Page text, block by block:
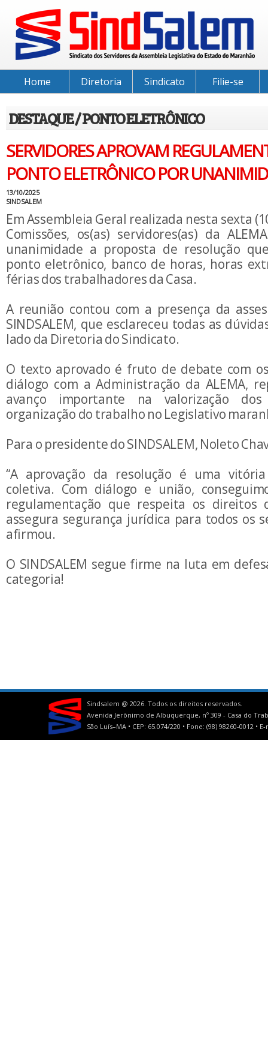
Home Diretoria Sindicato Filie-se
DESTAQUE / PONTO ELETRÔNICO
SERVIDORES APROVAM
PONTO ELETRÔNICO POR
13/10/2025
SINDSALEM
Em Assembleia Geral realizada nesta sexta
Comissões, os(as) servidores(as) da
unanimidade a proposta de resolução
ponto eletrônico, banco de horas, horas
férias dos trabalhadores da Casa.
A reunião contou com a presença da
SINDSALEM, que esclareceu todas as
lado da Diretoria do Sindicato.
O texto aprovado é fruto de debate com
diálogo com a Administração da ALEMA,
avanço importante na valorização
organização do trabalho no Legislativo
Para o presidente do SINDSALEM, Noleto
“A aprovação da resolução é uma
coletiva. Com diálogo e união,
regulamentação que respeita os direitos
assegura segurança jurídica para todos os
afirmou.
O SINDSALEM segue firme na luta em
categoria!
Sindsalem @ 2026. Todos os direitos reservados.
Avenida Jerônimo de Albuquerque, nº 309 - Casa do
São Luís–MA • CEP: 65.074/220 • Fone: (98) 98260-0012